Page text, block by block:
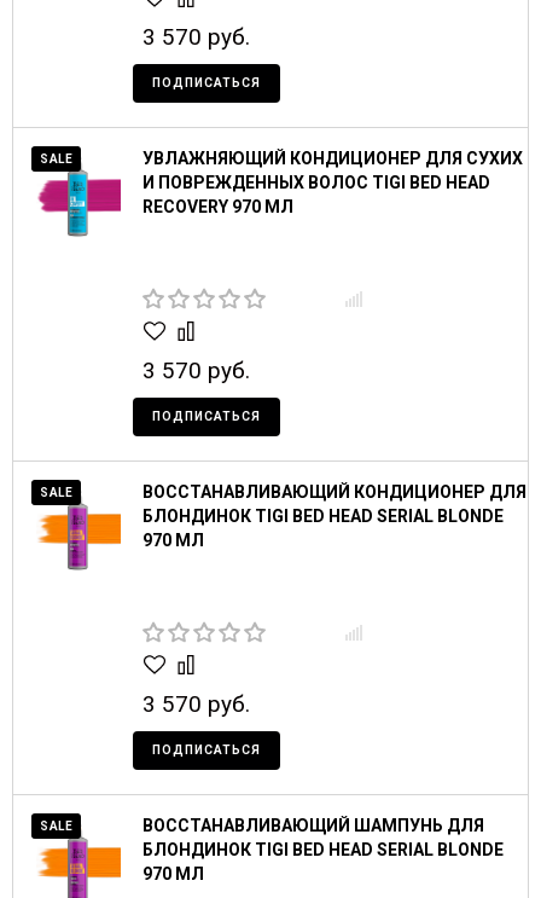
3 570 руб.
ПОДПИСАТЬСЯ
SALE
УВЛАЖНЯЮЩИЙ КОНДИЦИОНЕР ДЛЯ СУХИХ
И ПОВРЕЖДЕННЫХ ВОЛОС TIGI BED HEAD
RECOVERY 970 МЛ
3 570 руб.
ПОДПИСАТЬСЯ
SALE
ВОССТАНАВЛИВАЮЩИЙ КОНДИЦИОНЕР ДЛЯ
БЛОНДИНОК TIGI BED HEAD SERIAL BLONDE
970 МЛ
3 570 руб.
ПОДПИСАТЬСЯ
SALE
ВОССТАНАВЛИВАЮЩИЙ ШАМПУНЬ ДЛЯ
БЛОНДИНОК TIGI BED HEAD SERIAL BLONDE
970 МЛ